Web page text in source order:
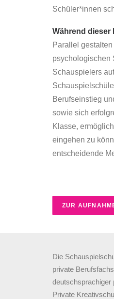
Schüler*innen
Während dieser
Parallel
psychologischen
Schauspielers
Berufseinstieg
sowie sich
Klasse,
eingehen zu
entscheidende
ZUR
Die
private
deutschsprachiger
Private